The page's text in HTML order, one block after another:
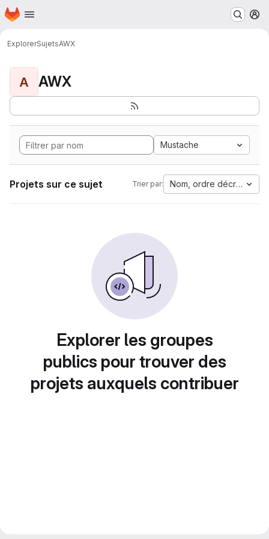
Passer au contenu principal
Page d'accueil
ExplorerSujetsAWX
A AWX
Mustache
Projets sur ce sujet Trier par: Nom, ordre décroissant
Explorer les groupes
publics pour trouver des
projets auxquels contribuer